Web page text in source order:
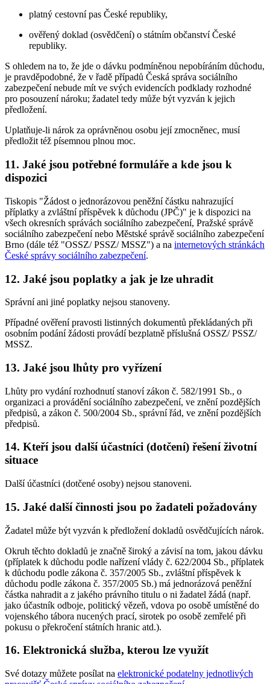
platný cestovní pas České republiky,
ověřený doklad (osvědčení) o státním občanství České
republiky.
S ohledem na to, že jde o dávku podmíněnou nepobíráním důchodu,
je pravděpodobné, že v řadě případů Česká správa sociálního
zabezpečení nebude mít ve svých evidencích podklady rozhodné
pro posouzení nároku; žadatel tedy může být vyzván k jejich
předložení.
Uplatňuje-li nárok za oprávněnou osobu její zmocněnec, musí
předložit též písemnou plnou moc.
11. Jaké jsou potřebné formuláře a kde jsou k
dispozici
Tiskopis "Žádost o jednorázovou peněžní částku nahrazující
příplatky a zvláštní příspěvek k důchodu (JPČ)" je k dispozici na
všech okresních správách sociálního zabezpečení, Pražské správě
sociálního zabezpečení nebo Městské správě sociálního zabezpečení
Brno (dále též "OSSZ/ PSSZ/ MSSZ") a na internetových stránkách
České správy sociálního zabezpečení.
12. Jaké jsou poplatky a jak je lze uhradit
Správní ani jiné poplatky nejsou stanoveny.
Případné ověření pravosti listinných dokumentů překládaných při
osobním podání žádosti provádí bezplatně příslušná OSSZ/ PSSZ/
MSSZ.
13. Jaké jsou lhůty pro vyřízení
Lhůty pro vydání rozhodnutí stanoví zákon č. 582/1991 Sb., o
organizaci a provádění sociálního zabezpečení, ve znění pozdějších
předpisů, a zákon č. 500/2004 Sb., správní řád, ve znění pozdějších
předpisů.
14. Kteří jsou další účastníci (dotčení) řešení životní
situace
Další účastníci (dotčené osoby) nejsou stanoveni.
15. Jaké další činnosti jsou po žadateli požadovány
Žadatel může být vyzván k předložení dokladů osvědčujících nárok.
Okruh těchto dokladů je značně široký a závisí na tom, jakou dávku
(příplatek k důchodu podle nařízení vlády č. 622/2004 Sb., příplatek
k důchodu podle zákona č. 357/2005 Sb., zvláštní příspěvek k
důchodu podle zákona č. 357/2005 Sb.) má jednorázová peněžní
částka nahradit a z jakého právního titulu o ni žadatel žádá (např.
jako účastník odboje, politický vězeň, vdova po osobě umístěné do
vojenského tábora nucených prací, sirotek po osobě zemřelé při
pokusu o překročení státních hranic atd.).
16. Elektronická služba, kterou lze využít
Své dotazy můžete posílat na elektronické podatelny jednotlivých